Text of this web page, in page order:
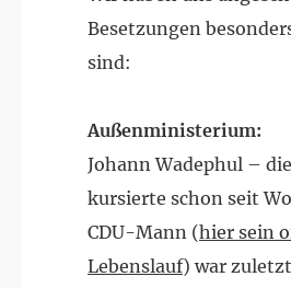
Besetzungen
sind:
Außenministerium:
Johann Wadephul –
kursierte schon seit
CDU-Mann (hier sein
Lebenslauf) war